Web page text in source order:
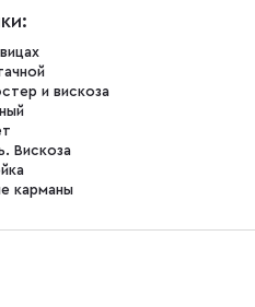
и вискоза
Вискоза
карманы